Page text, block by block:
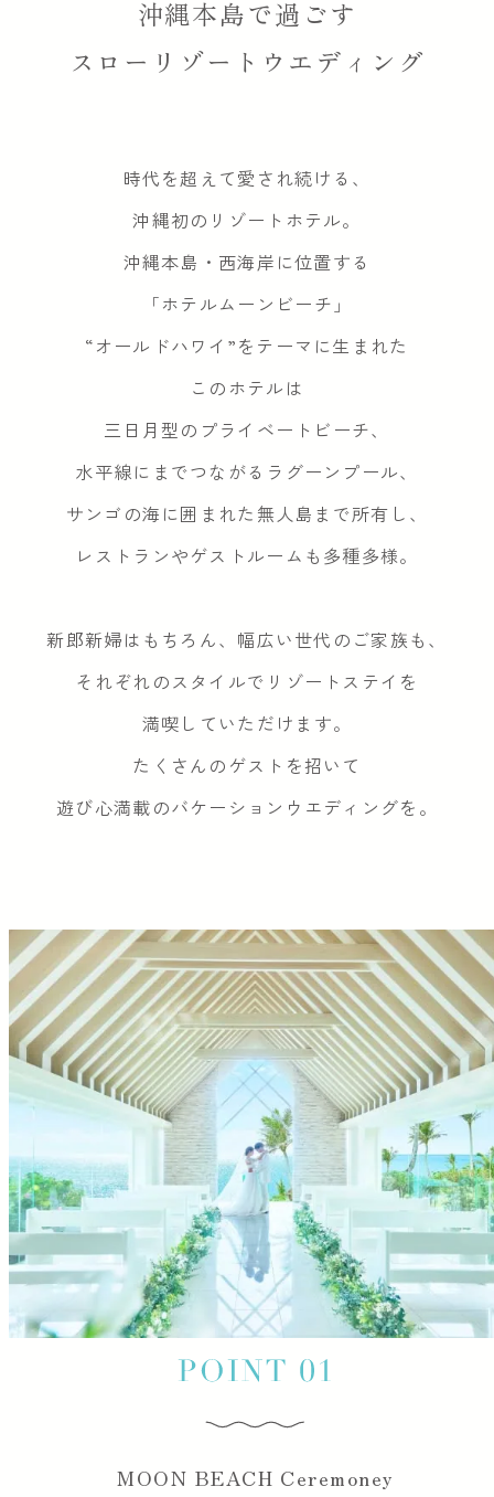
沖縄本島で過ごす
スローリゾートウエディング
時代を超えて愛され続ける、
沖縄初のリゾートホテル。
沖縄本島・西海岸に位置する
「ホテルムーンビーチ」
“オールドハワイ”をテーマに生まれた
このホテルは
三日月型のプライベートビーチ、
水平線にまでつながるラグーンプール、
サンゴの海に囲まれた無人島まで所有し、
レストランやゲストルームも多種多様。
新郎新婦はもちろん、幅広い世代のご家族も、
それぞれのスタイルでリゾートステイを
満喫していただけます。
たくさんのゲストを招いて
遊び心満載のバケーションウエディングを。
MOON BEACH Ceremoney